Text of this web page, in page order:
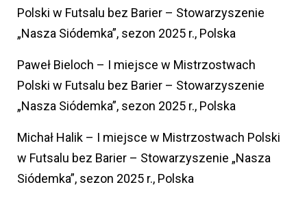
Polski w Futsalu bez Barier – Stowarzyszenie
„Nasza Siódemka”, sezon 2025 r., Polska
Paweł Bieloch – I miejsce w Mistrzostwach
Polski w Futsalu bez Barier – Stowarzyszenie
„Nasza Siódemka”, sezon 2025 r., Polska
Michał Halik – I miejsce w Mistrzostwach Polski
w Futsalu bez Barier – Stowarzyszenie „Nasza
Siódemka”, sezon 2025 r., Polska